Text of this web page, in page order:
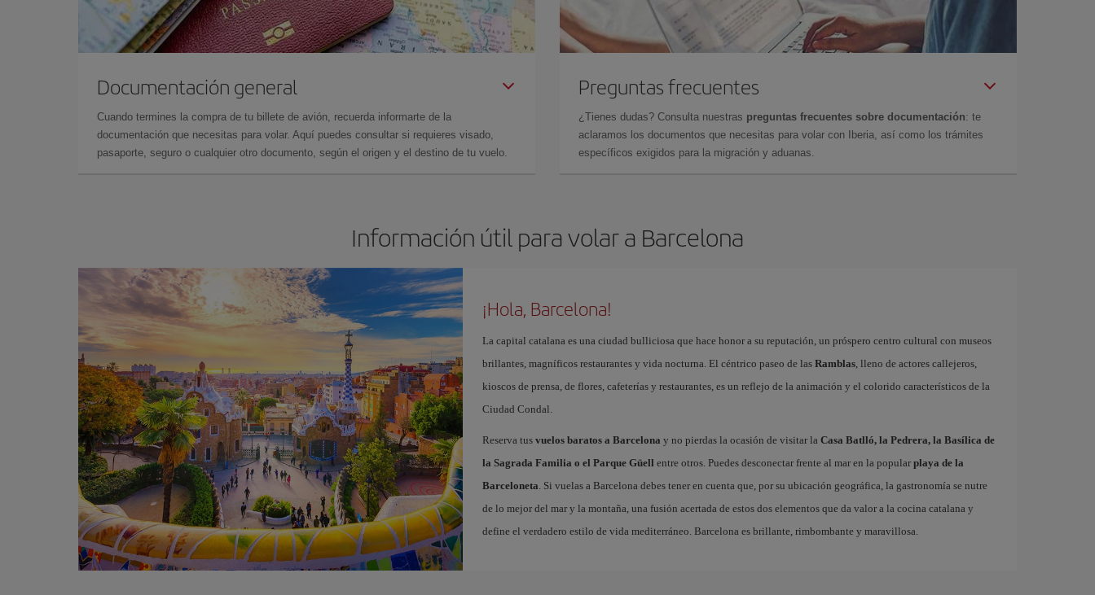
Documentación general
Cuando termines la compra de tu billete de avión, recuerda informarte de la
documentación que necesitas para volar. Aquí puedes consultar si requieres visado,
pasaporte, seguro o cualquier otro documento, según el origen y el destino de tu vuelo.
Preguntas frecuentes
¿Tienes dudas? Consulta nuestras preguntas frecuentes sobre documentación: te
aclaramos los documentos que necesitas para volar con Iberia, así como los trámites
específicos exigidos para la migración y aduanas.
Información útil para volar a Barcelona
¡Hola, Barcelona!
La capital catalana es una ciudad bulliciosa que hace honor a su reputación, un próspero centro cultural con museos
brillantes, magníficos restaurantes y vida nocturna. El céntrico paseo de las Ramblas, lleno de actores callejeros,
kioscos de prensa, de flores, cafeterías y restaurantes, es un reflejo de la animación y el colorido característicos de la
Ciudad Condal.
Reserva tus vuelos baratos a Barcelona y no pierdas la ocasión de visitar la Casa Batlló, la Pedrera, la Basílica de
la Sagrada Familia o el Parque Güell entre otros. Puedes desconectar frente al mar en la popular playa de la
Barceloneta. Si vuelas a Barcelona debes tener en cuenta que, por su ubicación geográfica, la gastronomía se nutre
de lo mejor del mar y la montaña, una fusión acertada de estos dos elementos que da valor a la cocina catalana y
define el verdadero estilo de vida mediterráneo. Barcelona es brillante, rimbombante y maravillosa.